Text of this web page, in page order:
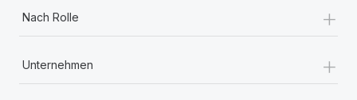
Nach Rolle +
Unternehmen
+